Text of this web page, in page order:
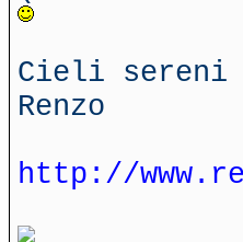
Cieli sereni
Renzo
http://